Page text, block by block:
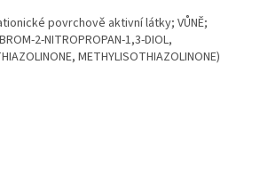
povrchově aktivní látky; VŮNĚ;
2-NITROPROPAN-1,3-DIOL,
METHYLISOTHIAZOLINONE)